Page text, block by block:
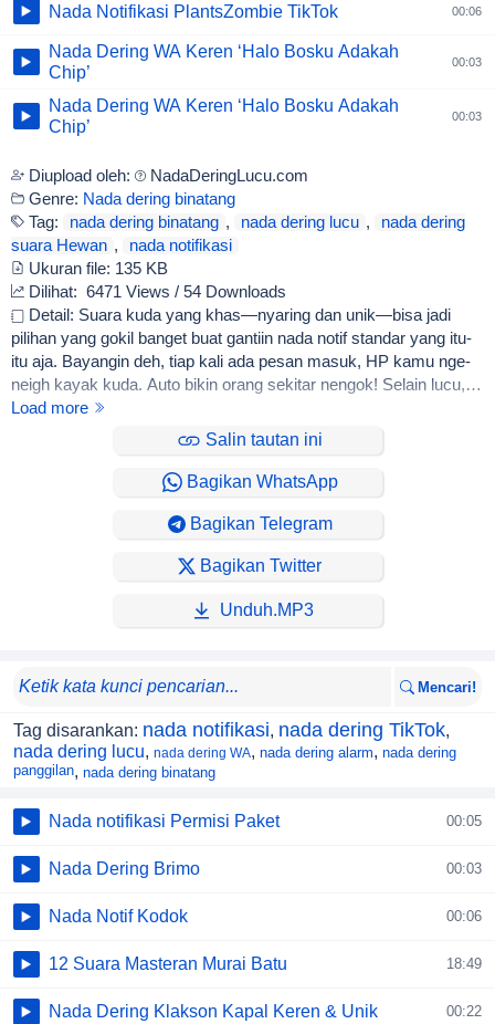
Nada Notifikasi PlantsZombie TikTok 00:06
Nada Dering WA Keren ‘Halo Bosku Adakah
Chip’
00:03
Nada Dering WA Keren ‘Halo Bosku Adakah
Chip’
00:03
Diupload oleh:
NadaDeringLucu.com
Genre: Nada dering binatang
Tag:
nada dering binatang , nada dering lucu ,
nada dering
suara Hewan ,
nada notifikasi
Ukuran file: 135 KB
Dilihat: 6471 Views / 54 Downloads
Detail: Suara kuda yang khas—nyaring dan unik—bisa jadi
pilihan yang gokil banget buat gantiin nada notif standar yang itu-
itu aja. Bayangin deh, tiap kali ada pesan masuk, HP kamu nge-
neigh kayak kuda. Auto bikin orang sekitar nengok! Selain lucu,
notifikasi suara kuda ini juga bikin WA kamu lebih mencolok dan
pastinya nggak bakal ketuker sama HP orang lain.
Load more
Salin tautan ini
Bagikan WhatsApp
Bagikan Telegram
Bagikan Twitter
Unduh.MP3
Mencari!
Tag disarankan: nada notifikasi, nada dering TikTok,
nada dering lucu, nada dering WA, nada dering alarm, nada dering
panggilan, nada dering binatang
Nada notifikasi Permisi Paket 00:05
Nada Dering Brimo 00:03
Nada Notif Kodok 00:06
12 Suara Masteran Murai Batu 18:49
Nada Dering Klakson Kapal Keren & Unik 00:22